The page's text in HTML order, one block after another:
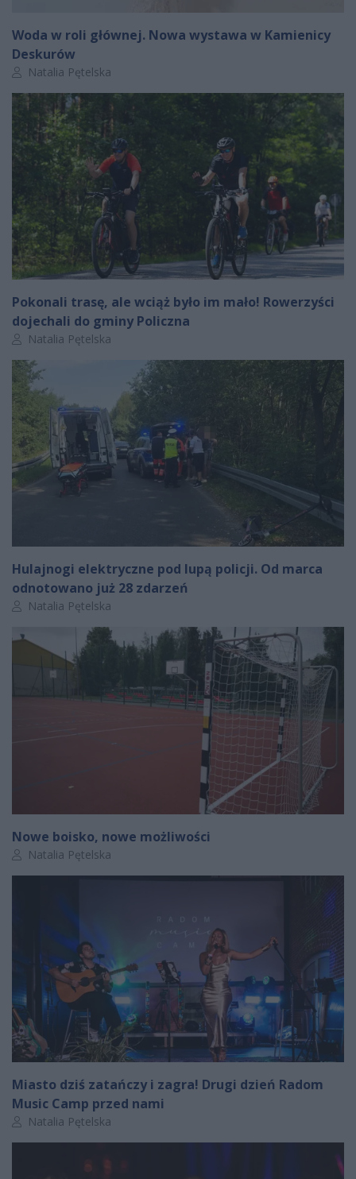
Woda w roli głównej. Nowa wystawa w Kamienicy
Deskurów
Autor artykułu:
Natalia Pętelska
Pokonali trasę, ale wciąż było im mało! Rowerzyści
dojechali do gminy Policzna
Autor artykułu:
Natalia Pętelska
Hulajnogi elektryczne pod lupą policji. Od marca
odnotowano już 28 zdarzeń
Autor artykułu:
Natalia Pętelska
Nowe boisko, nowe możliwości
Autor artykułu:
Natalia Pętelska
Miasto dziś zatańczy i zagra! Drugi dzień Radom
Music Camp przed nami
Autor artykułu:
Natalia Pętelska